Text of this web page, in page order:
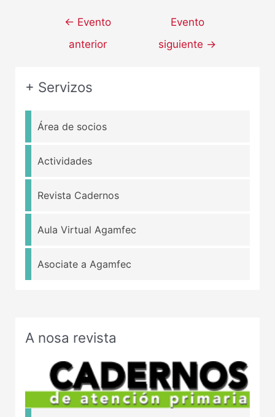
← Evento
anterior
Evento
siguiente →
+ Servizos
Área de socios
Actividades
Revista Cadernos
Aula Virtual Agamfec
Asociate a Agamfec
A nosa revista